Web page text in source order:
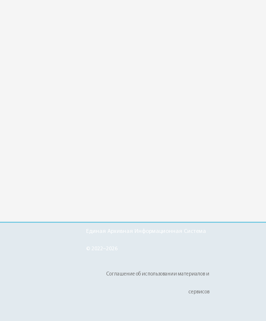
Единая Архивная Информационная Система
© 2022–2026
Соглашение об использовании материалов и
сервисов